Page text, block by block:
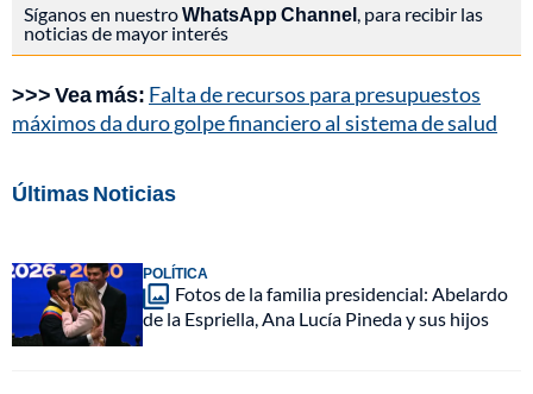
Síganos en nuestroWhatsApp Channel , para recibir las
noticias de mayor interés
>>> Vea más: Falta de recursos para presupuestos
máximos da duro golpe financiero al sistema de salud
Últimas Noticias
POLÍTICA
Fotos de la familia presidencial: Abelardo
de la Espriella, Ana Lucía Pineda y sus hijos